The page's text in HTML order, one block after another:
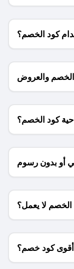
كود الخصم؟
والعروض
للمتاجر؟
كود الخصم؟
أو بدون رسوم
الشحن ؟
لا يعمل؟
كود خصم؟